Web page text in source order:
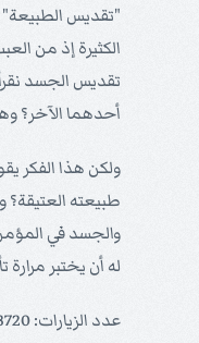
"تقديس الطبيعة"
الكثيرة إذ من
تقديس الجسد
أحدهما الآخر؟
ولكن هذا الفكر
طبيعته
والجسد في
له أن يختبر
عدد الزيارات: 3720